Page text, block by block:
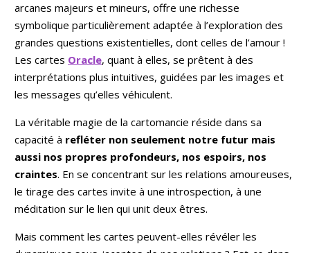
arcanes majeurs et mineurs, offre une richesse
symbolique particulièrement adaptée à l’exploration des
grandes questions existentielles, dont celles de l’amour !
Les cartes Oracle, quant à elles, se prêtent à des
interprétations plus intuitives, guidées par les images et
les messages qu’elles véhiculent.
La véritable magie de la cartomancie réside dans sa
capacité à refléter non seulement notre futur mais
aussi nos propres profondeurs, nos espoirs, nos
craintes. En se concentrant sur les relations amoureuses,
le tirage des cartes invite à une introspection, à une
méditation sur le lien qui unit deux êtres.
Mais comment les cartes peuvent-elles révéler les